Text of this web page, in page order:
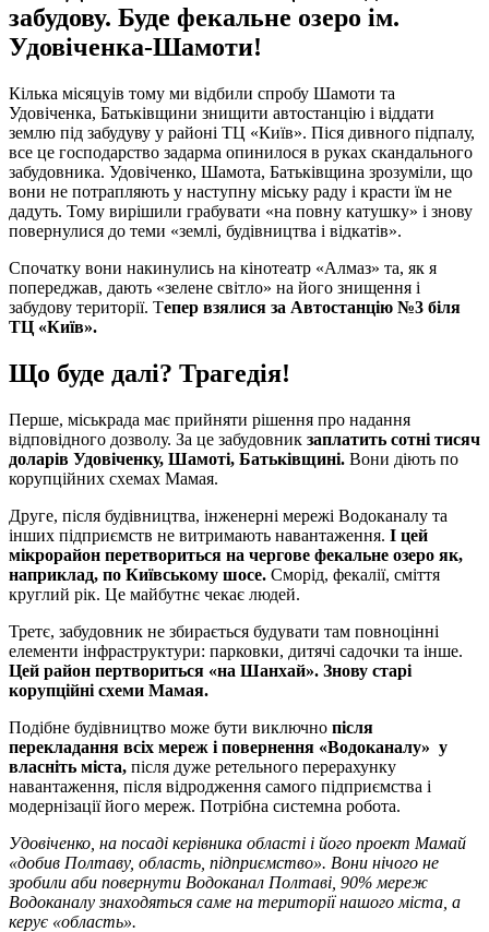
забудову. Буде фекальне озеро ім.
Удовіченка-Шамоти!
Кілька місяцуів тому ми відбили спробу Шамоти та
Удовіченка, Батьківщини знищити автостанцію і віддати
землю під забудуву у районі ТЦ «Київ». Піся дивного підпалу,
все це господарство задарма опинилося в руках скандального
забудовника. Удовіченко, Шамота, Батьківщина зрозуміли, що
вони не потрапляють у наступну міську раду і красти їм не
дадуть. Тому вирішили грабувати «на повну катушку» і знову
повернулися до теми «землі, будівництва і відкатів».
Спочатку вони накинулись на кінотеатр «Алмаз» та, як я
попереджав, дають «зелене світло» на його знищення і
забудову території. Тепер взялися за Автостанцію №3 біля
ТЦ «Київ».
Що буде далі? Трагедія!
Перше, міськрада має прийняти рішення про надання
відповідного дозволу. За це забудовник заплатить сотні тисяч
доларів Удовіченку, Шамоті, Батьківщині. Вони діють по
корупційних схемах Мамая.
Друге, після будівництва, інженерні мережі Водоканалу та
інших підприємств не витримають навантаження. І цей
мікрорайон перетвориться на чергове фекальне озеро як,
наприклад, по Київському шосе. Сморід, фекалії, сміття
круглий рік. Це майбутнє чекає людей.
Третє, забудовник не збирається будувати там повноцінні
елементи інфраструктури: парковки, дитячі садочки та інше.
Цей район пертвориться «на Шанхай». Знову старі
корупційні схеми Мамая.
Подібне будівництво може бути виключно після
перекладання всіх мереж і повернення «Водоканалу» у
власніть міста, після дуже ретельного перерахунку
навантаження, після відродження самого підприємства і
модернізації його мереж. Потрібна системна робота.
Удовіченко, на посаді керівника області і його проект Мамай
«добив Полтаву, область, підприємство». Вони нічого не
зробили аби повернути Водоканал Полтаві, 90% мереж
Водоканалу знаходяться саме на території нашого міста, а
керує «область».